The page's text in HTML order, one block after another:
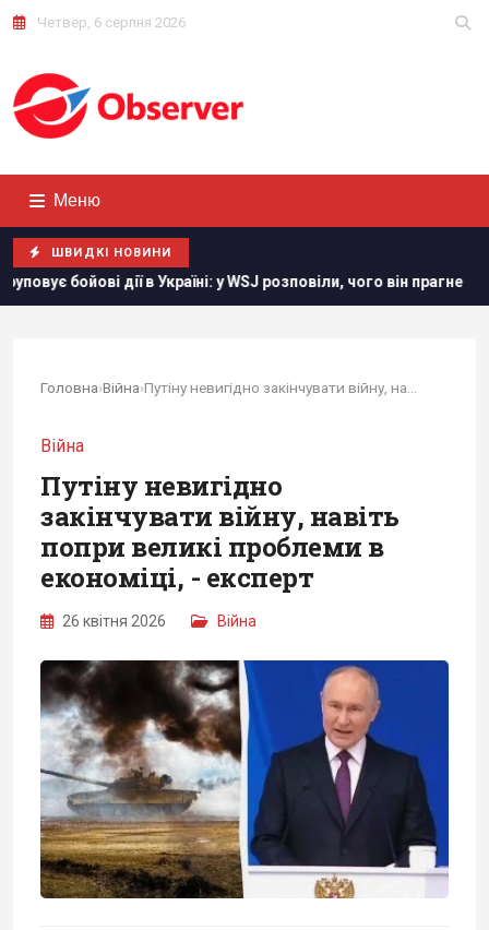
Четвер, 6 серпня 2026
Меню
ШВИДКІ НОВИНИ
у WSJ розповіли, чого він прагне Швеція передасть
Головна›Війна›
Війна
Путіну невигідно
закінчувати війну, навіть
попри великі проблеми в
економіці, - експерт
26 квітня 2026 Війна